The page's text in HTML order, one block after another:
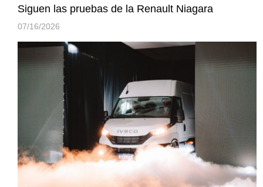
Siguen las pruebas de la Renault Niagara
07/16/2026